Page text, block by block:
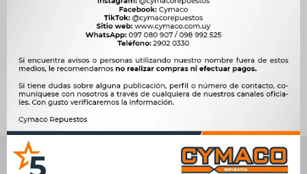
 
Ver mas productos de la marca Unifap
Productos que te pueden interesar